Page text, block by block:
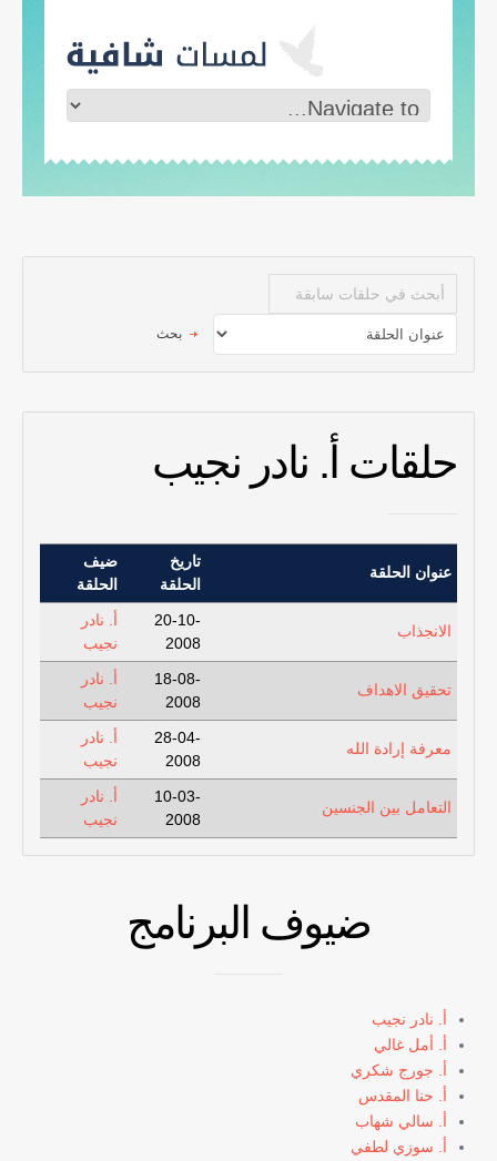
حلقات أ. نادر نجيب
عنوان الحلقة
تاريخ
الحلقة
ضيف
الحلقة
الانجذاب
20-10-
2008
أ. نادر
نجيب
تحقيق الاهداف
18-08-
2008
أ. نادر
نجيب
معرفة إرادة الله
28-04-
2008
أ. نادر
نجيب
التعامل بين الجنسين
10-03-
2008
أ. نادر
نجيب
ضيوف البرنامج
أ. نادر نجيب
أ. أمل غالي
أ. جورج شكري
أ. حنا المقدس
أ. سالي شهاب
أ. سوزي لطفي